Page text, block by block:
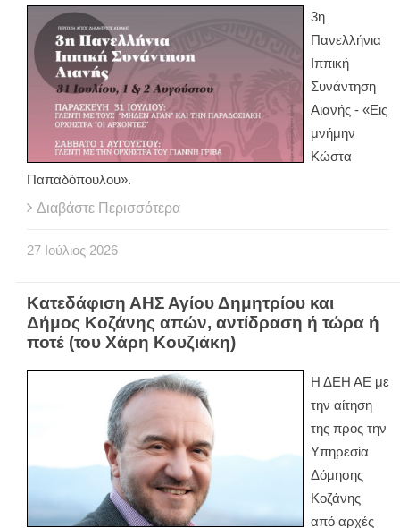
3η
Πανελλήνια
Ιππική
Συνάντηση
Αιανής - «Εις
μνήμην
Κώστα
Παπαδόπουλου».
Διαβάστε Περισσότερα
27 Ιούλιος 2026
Κατεδάφιση ΑΗΣ Αγίου Δημητρίου και
Δήμος Κοζάνης απών, αντίδραση ή τώρα ή
ποτέ (του Χάρη Κουζιάκη)
Η ΔΕΗ ΑΕ με
την αίτηση
της προς την
Υπηρεσία
Δόμησης
Κοζάνης
από αρχές